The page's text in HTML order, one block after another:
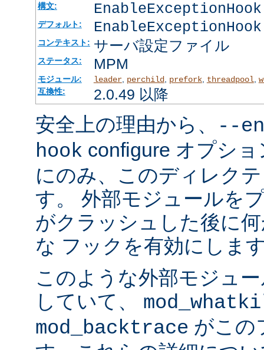
構文:
デフォルト:
コンテキスト: サーバ設定ファイル
ステータス: MPM
モジュール: leader, perchild, prefork, threadpool
互換性:
2.0.49 以降
安全上の理由から、
--
hook configure オプシ
にのみ、このディレク
す。 外部モジュールを
がクラッシュした後に
な フックを有効にしま
このような外部モジュ
していて、
mod_backtrace がこの